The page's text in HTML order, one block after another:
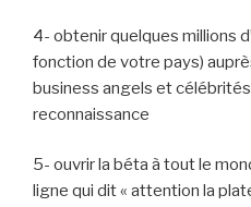
4- obtenir quelques millions
fonction de votre pays)
business angels et
reconnaissance
5- ouvrir la béta à tout le
ligne qui dit « attention la